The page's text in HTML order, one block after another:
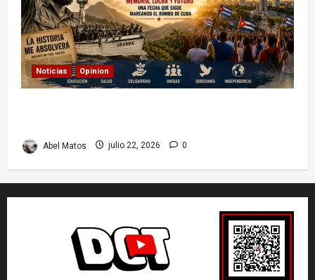
Noticias Opinion
Abel Matos julio 22, 2026 0